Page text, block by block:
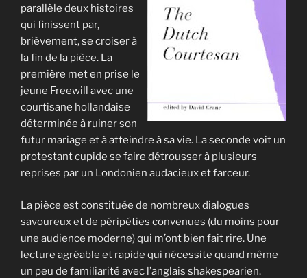
parallèle deux histoires
qui finissent par,
brièvement, se croiser à
la fin de la pièce. La
première met en prise le
jeune Freewill avec une
courtisane hollandaise
déterminée à ruiner son
futur mariage et à atteindre à sa vie. La seconde voit un
protestant cupide se faire détrousser à plusieurs
reprises par un Londonien audacieux et farceur.
La pièce est constituée de nombreux dialogues
savoureux et de péripéties convenues (du moins pour
une audience moderne) qui m’ont bien fait rire. Une
lecture agréable et rapide qui nécessite quand même
un peu de familiarité avec l’anglais shakespearien.